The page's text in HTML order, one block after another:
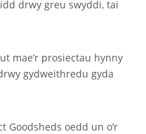
drwy greu swyddi, tai
mae’r prosiectau hynny
gydweithredu gyda
Goodsheds oedd un o’r